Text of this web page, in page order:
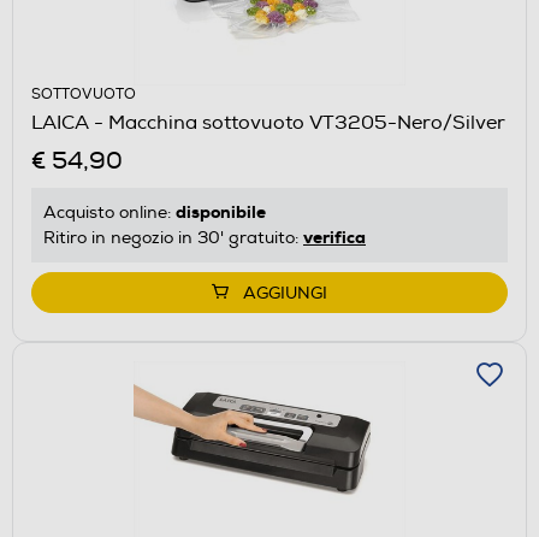
SOTTOVUOTO
LAICA - Macchina sottovuoto VT3205-Nero/Silver
€ 54,90
Acquisto online: disponibile
Ritiro in negozio in 30' gratuito: verifica
AGGIUNGI